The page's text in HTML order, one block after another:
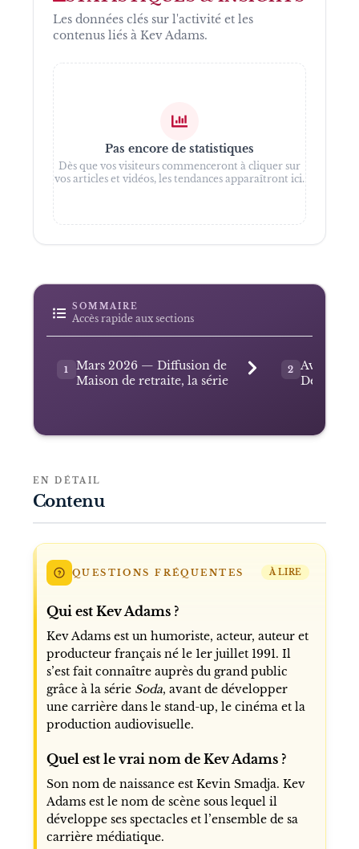
Les données clés sur l'activité et les
contenus liés à Kev Adams.
Pas encore de statistiques
Dès que vos visiteurs commenceront à cliquer sur
vos articles et vidéos, les tendances apparaîtront ici.
SOMMAIRE
Accès rapide aux sections
1
Mars 2026 — Diffusion de
Maison de retraite, la série
2
Avril
EN DÉTAIL
Contenu
QUESTIONS FRÉQUENTES À LIRE
Qui est Kev Adams ?
Kev Adams est un humoriste, acteur, auteur et
producteur français né le 1er juillet 1991. Il
s’est fait connaître auprès du grand public
grâce à la série Soda, avant de développer
une carrière dans le stand-up, le cinéma et la
production audiovisuelle.
Quel est le vrai nom de Kev Adams ?
Son nom de naissance est Kevin Smadja. Kev
Adams est le nom de scène sous lequel il
développe ses spectacles et l’ensemble de sa
carrière médiatique.